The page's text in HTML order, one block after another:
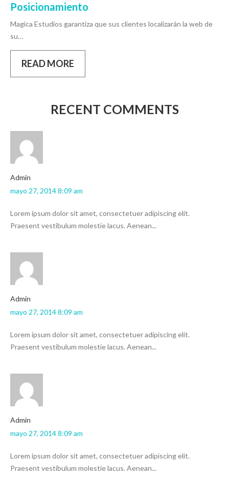
Posicionamiento
Magica Estudios garantiza que sus clientes localizarán la web de
su…
READ MORE
RECENT COMMENTS
admin
mayo 27, 2014 8:09 am
Lorem ipsum dolor sit amet, consectetuer adipiscing elit.
Praesent vestibulum molestie lacus. Aenean...
admin
mayo 27, 2014 8:09 am
Lorem ipsum dolor sit amet, consectetuer adipiscing elit.
Praesent vestibulum molestie lacus. Aenean...
admin
mayo 27, 2014 8:09 am
Lorem ipsum dolor sit amet, consectetuer adipiscing elit.
Praesent vestibulum molestie lacus. Aenean...